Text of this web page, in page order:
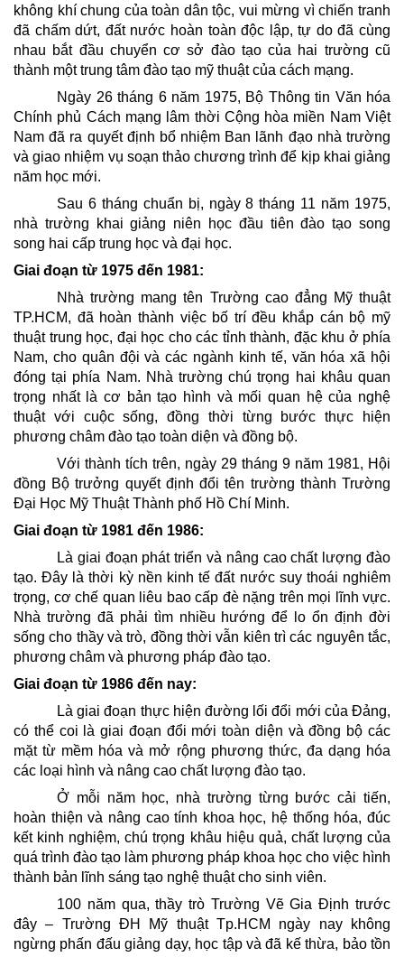
không khí chung của toàn dân tộc, vui mừng vì chiến tranh
đã chấm dứt, đất nước hoàn toàn độc lập, tự do đã cùng
nhau bắt đầu chuyển cơ sở đào tạo của hai trường cũ
thành một trung tâm đào tạo mỹ thuật của cách mạng.
Ngày 26 tháng 6 năm 1975, Bộ Thông tin Văn hóa
Chính phủ Cách mạng lâm thời Cộng hòa miền Nam Việt
Nam đã ra quyết định bổ nhiệm Ban lãnh đạo nhà trường
và giao nhiệm vụ soạn thảo chương trình để kịp khai giảng
năm học mới.
Sau 6 tháng chuẩn bị, ngày 8 tháng 11 năm 1975,
nhà trường khai giảng niên học đầu tiên đào tạo song
song hai cấp trung học và đại học.
Giai đoạn từ 1975 đến 1981:
Nhà trường mang tên Trường cao đẳng Mỹ thuật
TP.HCM, đã hoàn thành việc bố trí đều khắp cán bộ mỹ
thuật trung học, đại học cho các tỉnh thành, đặc khu ở phía
Nam, cho quân đội và các ngành kinh tế, văn hóa xã hội
đóng tại phía Nam. Nhà trường chú trọng hai khâu quan
trọng nhất là cơ bản tạo hình và mối quan hệ của nghệ
thuật với cuộc sống, đồng thời từng bước thực hiện
phương châm đào tạo toàn diện và đồng bộ.
Với thành tích trên, ngày 29 tháng 9 năm 1981, Hội
đồng Bộ trưởng quyết định đổi tên trường thành Trường
Đại Học Mỹ Thuật Thành phố Hồ Chí Minh.
Giai đoạn từ 1981 đến 1986:
Là giai đoạn phát triển và nâng cao chất lượng đào
tạo. Đây là thời kỳ nền kinh tế đất nước suy thoái nghiêm
trọng, cơ chế quan liêu bao cấp đè nặng trên mọi lĩnh vực.
Nhà trường đã phải tìm nhiều hướng để lo ổn định đời
sống cho thầy và trò, đồng thời vẫn kiên trì các nguyên tắc,
phương châm và phương pháp đào tạo.
Giai đoạn từ 1986 đến nay:
Là giai đoạn thực hiện đường lối đổi mới của Đảng,
có thể coi là giai đoạn đổi mới toàn diện và đồng bộ các
mặt từ mềm hóa và mở rộng phương thức, đa dạng hóa
các loại hình và nâng cao chất lượng đào tạo.
Ở mỗi năm học, nhà trường từng bước cải tiến,
hoàn thiện và nâng cao tính khoa học, hệ thống hóa, đúc
kết kinh nghiệm, chú trọng khâu hiệu quả, chất lượng của
quá trình đào tạo làm phương pháp khoa học cho việc hình
thành bản lĩnh sáng tạo nghệ thuật cho sinh viên.
100 năm qua, thầy trò Trường Vẽ Gia Định trước
đây – Trường ĐH Mỹ thuật Tp.HCM ngày nay không
ngừng phấn đấu giảng dạy, học tập và đã kế thừa, bảo tồn